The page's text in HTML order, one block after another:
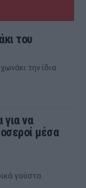
του
την ίδια
για να
μέσα
γούστα